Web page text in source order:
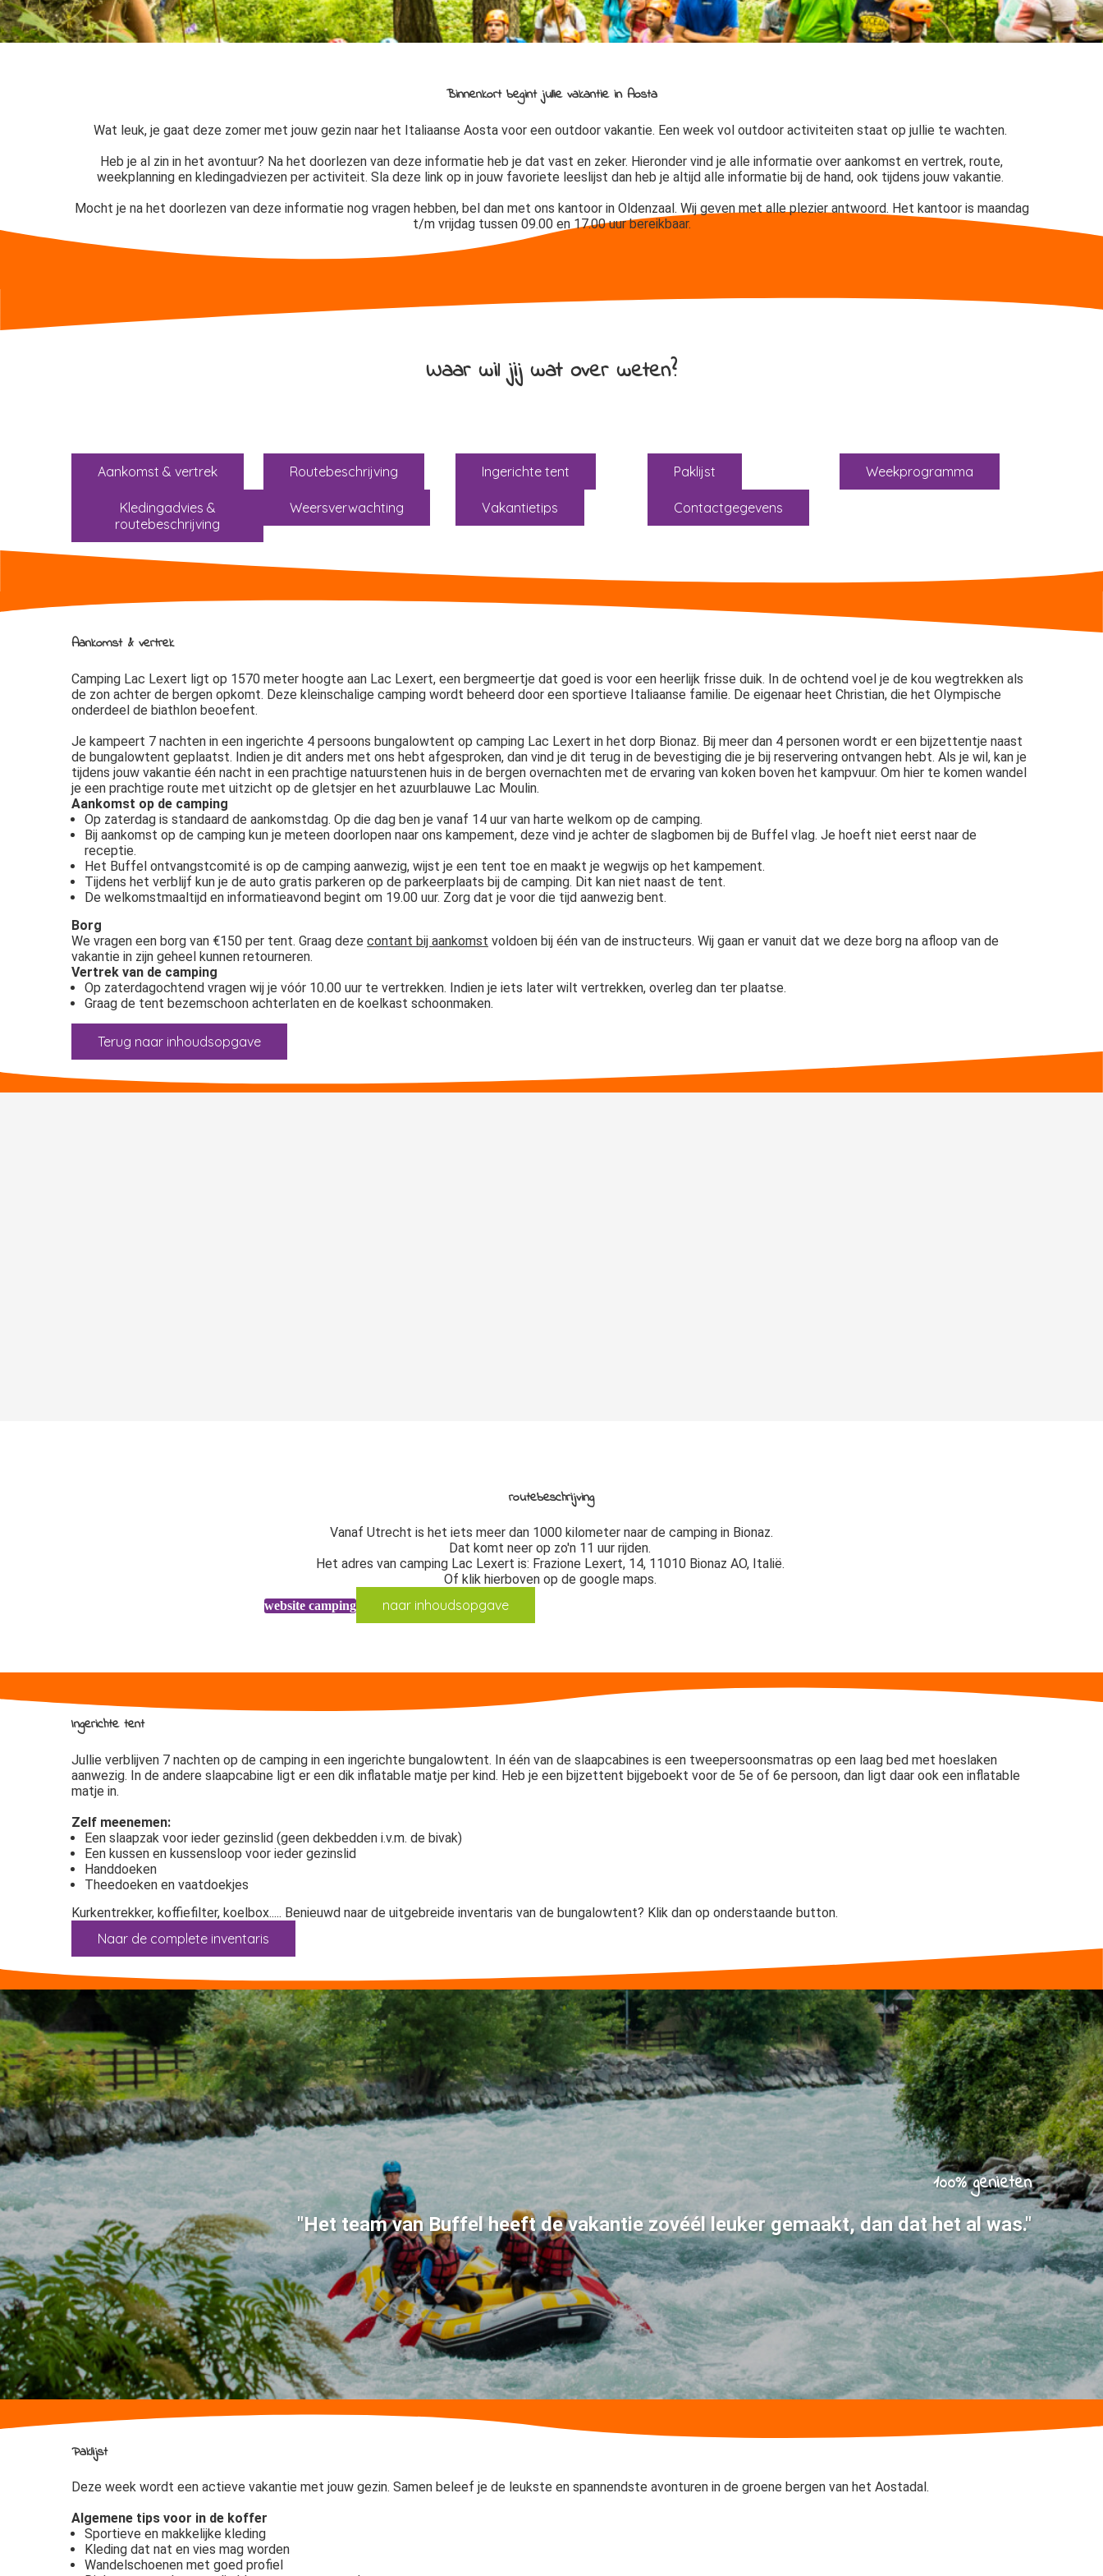
Binnenkort begint jullie vakantie in Aosta
Wat leuk, je gaat deze zomer met jouw gezin naar het Italiaanse Aosta voor een outdoor vakantie. Een week vol outdoor activiteiten staat op jullie te wachten.
Heb je al zin in het avontuur? Na het doorlezen van deze informatie heb je dat vast en zeker. Hieronder vind je alle informatie over aankomst en vertrek, route,
weekplanning en kledingadviezen per activiteit. Sla deze link op in jouw favoriete leeslijst dan heb je altijd alle informatie bij de hand, ook tijdens jouw vakantie.
Mocht je na het doorlezen van deze informatie nog vragen hebben, bel dan met ons kantoor in Oldenzaal. Wij geven met alle plezier antwoord. Het kantoor is maandag
t/m vrijdag tussen 09.00 en 17.00 uur bereikbaar.
Waar wil jij wat over weten?
Aankomst & vertrek Routebeschrijving Ingerichte tent Paklijst Weekprogramma
Kledingadvies &
routebeschrijving
Weersverwachting Vakantietips Contactgegevens
Aankomst & vertrek
Camping Lac Lexert ligt op 1570 meter hoogte aan Lac Lexert, een bergmeertje dat goed is voor een heerlijk frisse duik. In de ochtend voel je de kou wegtrekken als
de zon achter de bergen opkomt. Deze kleinschalige camping wordt beheerd door een sportieve Italiaanse familie. De eigenaar heet Christian, die het Olympische
onderdeel de biathlon beoefent.
Je kampeert 7 nachten in een ingerichte 4 persoons bungalowtent op camping Lac Lexert in het dorp Bionaz. Bij meer dan 4 personen wordt er een bijzettentje naast
de bungalowtent geplaatst. Indien je dit anders met ons hebt afgesproken, dan vind je dit terug in de bevestiging die je bij reservering ontvangen hebt. Als je wil, kan je
tijdens jouw vakantie één nacht in een prachtige natuurstenen huis in de bergen overnachten met de ervaring van koken boven het kampvuur. Om hier te komen wandel
je een prachtige route met uitzicht op de gletsjer en het azuurblauwe Lac Moulin.
Aankomst op de camping
Op zaterdag is standaard de aankomstdag. Op die dag ben je vanaf 14 uur van harte welkom op de camping.
Bij aankomst op de camping kun je meteen doorlopen naar ons kampement, deze vind je achter de slagbomen bij de Buffel vlag. Je hoeft niet eerst naar de
receptie.
Het Buffel ontvangstcomité is op de camping aanwezig, wijst je een tent toe en maakt je wegwijs op het kampement.
Tijdens het verblijf kun je de auto gratis parkeren op de parkeerplaats bij de camping. Dit kan niet naast de tent.
De welkomstmaaltijd en informatieavond begint om 19.00 uur. Zorg dat je voor die tijd aanwezig bent.
Borg
We vragen een borg van €150 per tent. Graag deze contant bij aankomst voldoen bij één van de instructeurs. Wij gaan er vanuit dat we deze borg na afloop van de
vakantie in zijn geheel kunnen retourneren.
Vertrek van de camping
Op zaterdagochtend vragen wij je vóór 10.00 uur te vertrekken. Indien je iets later wilt vertrekken, overleg dan ter plaatse.
Graag de tent bezemschoon achterlaten en de koelkast schoonmaken.
Terug naar inhoudsopgave
routebeschrijving
Vanaf Utrecht is het iets meer dan 1000 kilometer naar de camping in Bionaz.
Dat komt neer op zo'n 11 uur rijden.
Het adres van camping Lac Lexert is: Frazione Lexert, 14, 11010 Bionaz AO, Italië.
Of klik hierboven op de google maps.
website camping naar inhoudsopgave
Ingerichte tent
Jullie verblijven 7 nachten op de camping in een ingerichte bungalowtent. In één van de slaapcabines is een tweepersoonsmatras op een laag bed met hoeslaken
aanwezig. In de andere slaapcabine ligt er een dik inflatable matje per kind. Heb je een bijzettent bijgeboekt voor de 5e of 6e persoon, dan ligt daar ook een inflatable
matje in.
Zelf meenemen:
Een slaapzak voor ieder gezinslid (geen dekbedden i.v.m. de bivak)
Een kussen en kussensloop voor ieder gezinslid
Handdoeken
Theedoeken en vaatdoekjes
Kurkentrekker, koffiefilter, koelbox..... Benieuwd naar de uitgebreide inventaris van de bungalowtent? Klik dan op onderstaande button.
Naar de complete inventaris
100% genieten
"Het team van Buffel heeft de vakantie zovéél leuker gemaakt, dan dat het al was."
Paklijst
Deze week wordt een actieve vakantie met jouw gezin. Samen beleef je de leukste en spannendste avonturen in de groene bergen van het Aostadal.
Algemene tips voor in de koffer
Sportieve en makkelijke kleding
Kleding dat nat en vies mag worden
Wandelschoenen met goed profiel
deze